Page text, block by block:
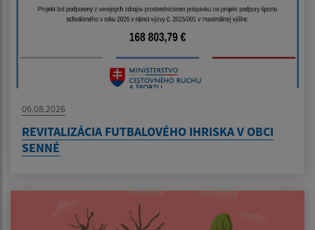
06.08.2026
REVITALIZÁCIA FUTBALOVÉHO IHRISKA V OBCI
SENNÉ